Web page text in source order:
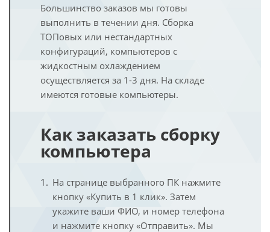
Большинство заказов мы готовы
выполнить в течении дня. Сборка
ТОПовых или нестандартных
конфигураций, компьютеров с
жидкостным охлаждением
осуществляется за 1-3 дня. На складе
имеются готовые компьютеры.
Как заказать сборку
компьютера
На странице выбранного ПК нажмите
кнопку «Купить в 1 клик». Затем
укажите ваши ФИО, и номер телефона
и нажмите кнопку «Отправить». Мы